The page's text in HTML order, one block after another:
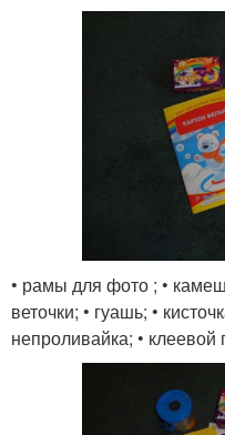
• рамы для фото ; •
веточки; • гуашь; •
непроливайка; • клеевой